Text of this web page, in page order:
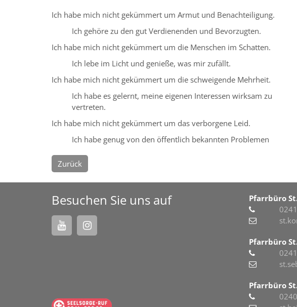
Ich habe mich nicht gekümmert um Armut und Benachteiligung.
Ich gehöre zu den gut Verdienenden und Bevorzugten.
Ich habe mich nicht gekümmert um die Menschen im Schatten.
Ich lebe im Licht und genieße, was mir zufällt.
Ich habe mich nicht gekümmert um die schweigende Mehrheit.
Ich habe es gelernt, meine eigenen Interessen wirksam zu
vertreten.
Ich habe mich nicht gekümmert um das verborgene Leid.
Ich habe genug von den öffentlich bekannten Problemen
Zurück
Besuchen Sie uns auf
Pfarrbüro
Pfarrbüro
Pfarrbüro